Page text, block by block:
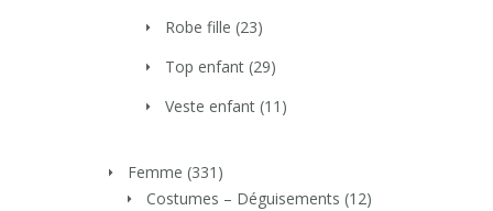
Robe fille (23)
Top enfant (29)
Veste enfant (11)
Femme (331)
Costumes – Déguisements (12)